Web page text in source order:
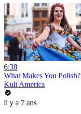
6:38
What Makes You Polish?
Kult America
il y a 7 ans